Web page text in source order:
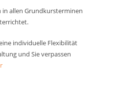
in allen Grundkursterminen
individuelle Flexibilität
und Sie verpassen